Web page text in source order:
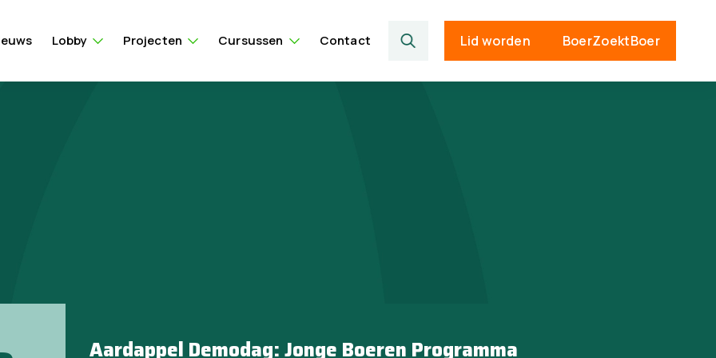
Lobby Projecten Cursussen Contact Lid worden BoerZoektBoer
Aardappel Demodag: Jonge Boeren Programma